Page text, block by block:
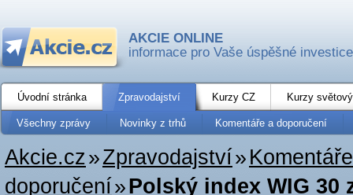
AKCIE ONLINE
informace pro Vaše úspěšné investice
Úvodní stránka Zpravodajství Kurzy CZ Kurzy
Všechny zprávy Novinky z trhů Komentáře a doporučení
Akcie.cz»Zpravodajství»
doporučení»Polský index WIG